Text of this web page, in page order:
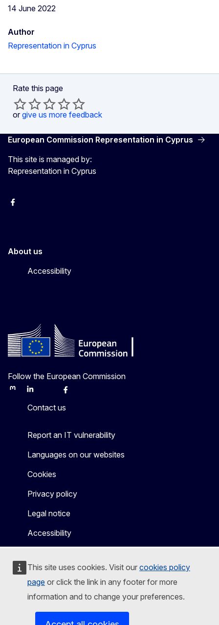
This site uses cookies. Visit our cookies policy
page or click the link in any footer for more
information and to change your preferences.
14 June 2022
Author
Representation in Cyprus
Rate this page
or give us more feedback
European Commission Representation in Cyprus
This site is managed by:
Representation in Cyprus
Facebook
About us
Accessibility
Follow the European Commission
MastodonLinkedInBlueskyFacebook
Contact us
Report an IT vulnerability
Languages on our websites
Cookies
Privacy policy
Legal notice
Accessibility